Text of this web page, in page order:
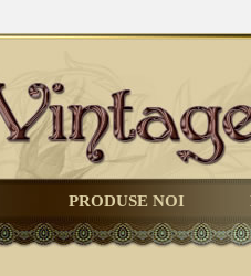
PRODUSE NOI